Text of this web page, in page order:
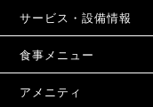
サービス・設備情報
食事メニュー
アメニティ